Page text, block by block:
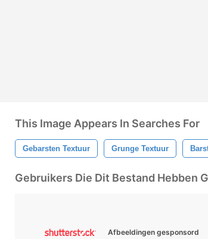
This Image Appears In Searches For
Gebarsten Textuur Grunge Textuur
Gebruikers Die Dit Bestand Hebben
Afbeeldingen gesponsord